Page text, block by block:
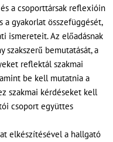
a csoporttársak reflexióin
gyakorlat összefüggését,
ismereteit. Az előadásnak
szakszerű bemutatását, a
reflektál szakmai
be kell mutatnia a
szakmai kérdéseket kell
csoport együttes
elkészítésével a hallgató